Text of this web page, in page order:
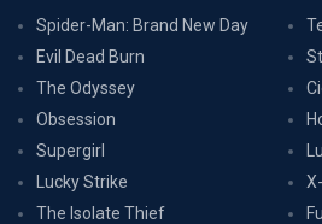
Spider-Man: Brand New Day
Evil Dead Burn
The Odyssey
Obsession
Supergirl
Lucky Strike
The Isolate Thief